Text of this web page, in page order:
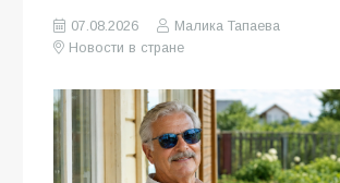
07.08.2026
Малика Тапаева
Новости в стране